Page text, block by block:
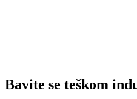
Bavite se teškom